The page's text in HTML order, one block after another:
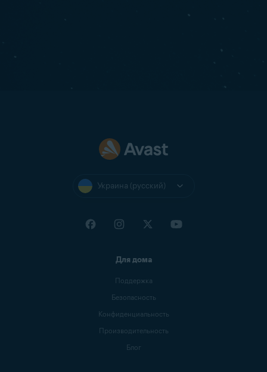
Украина (русский)
Для дома
Поддержка
Безопасность
Конфиденциальность
Производительность
Блог